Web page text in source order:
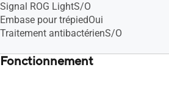
Signal ROG LightS/O
Embase pour trépiedOui
Traitement antibactérienS/O
Fonctionnement